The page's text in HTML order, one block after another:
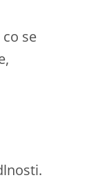
se